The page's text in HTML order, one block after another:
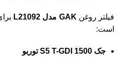
فیلتر روغن GAK مدل L21092
است:
جک S5 T-GDI 1500 توربو